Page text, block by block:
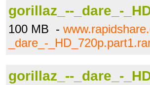
gorillaz_--_dare_-
100 MB -
_dare_-
gorillaz_--_dare_-